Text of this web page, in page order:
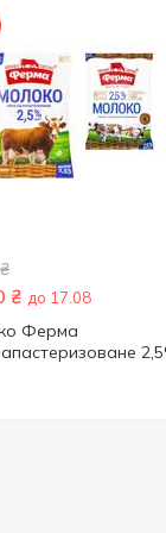
₴
₴ до 17.08
Ферма